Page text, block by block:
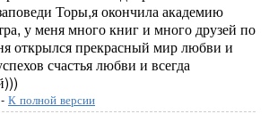
Торы,я окончила академию
у меня много книг и много друзей по
открылся прекрасный мир любви и
счастья любви и всегда
- К полной версии